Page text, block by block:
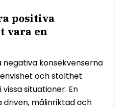
positiva
vara en
konsekvenserna
och stolthet
situationer. En
driven, målinriktad och